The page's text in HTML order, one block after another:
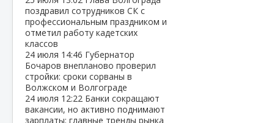
поздравил сотрудников СК с
профессиональным праздником и
отметил работу кадетских
классов
24 июля 14:46 Губернатор
Бочаров внепланово проверил
стройки: сроки сорваны в
Волжском и Волгограде
24 июля 12:22 Банки сокращают
вакансии, но активно поднимают
зарплаты: главные тренды рынка